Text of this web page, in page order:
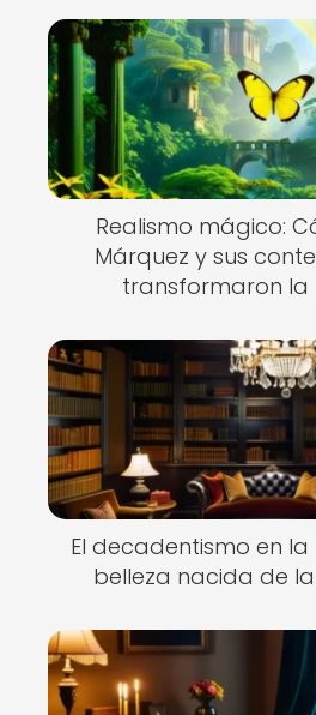
Realismo mágico:
Márquez y sus
transformaron la
El decadentismo en
belleza nacida de